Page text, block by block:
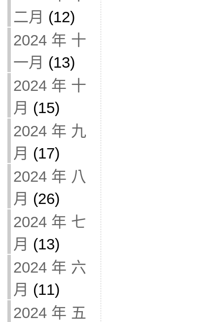
二月 (12)
2024 年 十
一月 (13)
2024 年 十
月 (15)
2024 年 九
月 (17)
2024 年 八
月 (26)
2024 年 七
月 (13)
2024 年 六
月 (11)
2024 年 五